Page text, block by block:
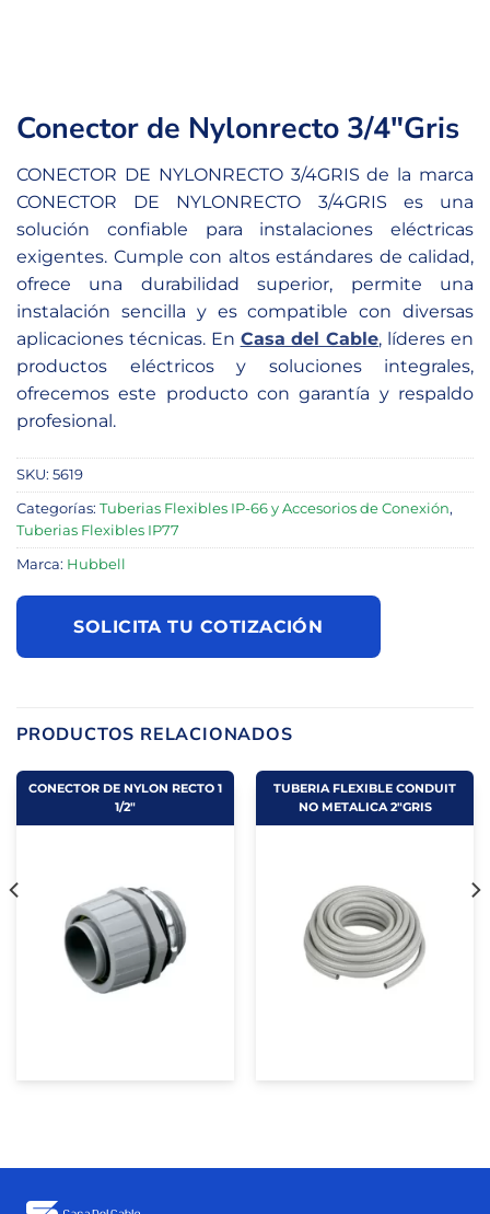
Conector de Nylonrecto 3/4″Gris
CONECTOR DE NYLONRECTO 3/4GRIS de la marca
CONECTOR DE NYLONRECTO 3/4GRIS es una
solución confiable para instalaciones eléctricas
exigentes. Cumple con altos estándares de calidad,
ofrece una durabilidad superior, permite una
instalación sencilla y es compatible con diversas
aplicaciones técnicas. En Casa del Cable, líderes en
productos eléctricos y soluciones integrales,
ofrecemos este producto con garantía y respaldo
profesional.
SKU: 5619
Categorías: Tuberias Flexibles IP-66 y Accesorios de Conexión,
Tuberias Flexibles IP77
Marca: Hubbell
SOLICITA TU COTIZACIÓN
PRODUCTOS RELACIONADOS
CONECTOR DE NYLON RECTO 1
1/2"
TUBERIA FLEXIBLE CONDUIT
NO METALICA 2"GRIS